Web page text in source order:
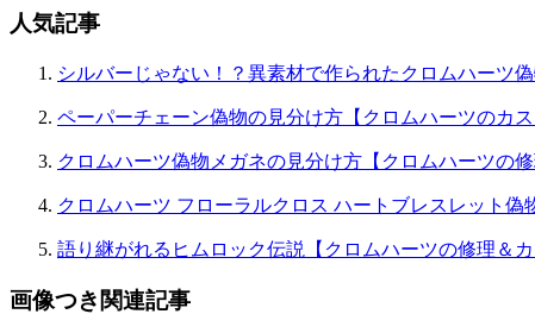
ョ
人気記事
シルバーじゃない！？異素材で作られたクロムハーツ
ペーパーチェーン偽物の見分け方【クロムハーツのカス
クロムハーツ偽物メガネの見分け方【クロムハーツの修
クロムハーツ フローラルクロス ハートブレスレット偽
語り継がれるヒムロック伝説【クロムハーツの修理＆カ
画像つき関連記事